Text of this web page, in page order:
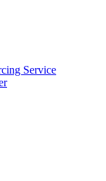
Service